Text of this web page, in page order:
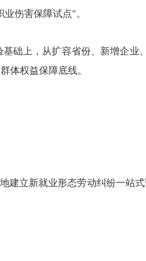
伤害保障试点"。
础上，从扩容省份、新增企业
体权益保障底线。
立新就业形态劳动纠纷一站式